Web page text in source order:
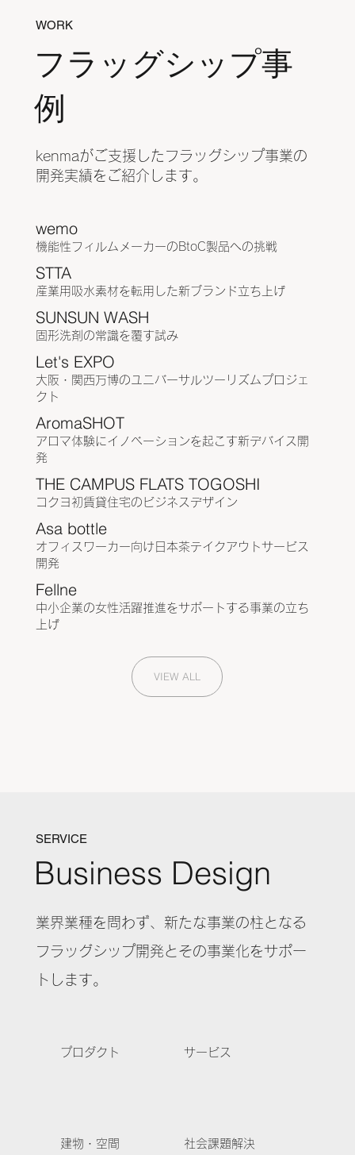
プロダクト サービス
建物・空間 社会課題解決
業界業種を問わず、新たな事業の柱となる
フラッグシップ開発とその事業化をサポー
トします。
SERVICE
Business Design
wemo
機能性フィルムメーカーのBtoC製品への挑戦
STTA
産業用吸水素材を転用した新ブランド立ち上げ
SUNSUN WASH
固形洗剤の常識を覆す試み
Let's EXPO
大阪・関西万博のユニバーサルツーリズムプロジェ
クト
AromaSHOT
アロマ体験にイノベーションを起こす新デバイス開
発
THE CAMPUS FLATS TOGOSHI
コクヨ初賃貸住宅のビジネスデザイン
Asa bottle
オフィスワーカー向け日本茶テイクアウトサービス
開発
Fellne
中小企業の女性活躍推進をサポートする事業の立ち
上げ
VIEW ALL
WORK
フラッグシップ事
例
kenmaがご支援したフラッグシップ事業の
開発実績をご紹介します。